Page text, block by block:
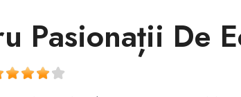
Pasionații De